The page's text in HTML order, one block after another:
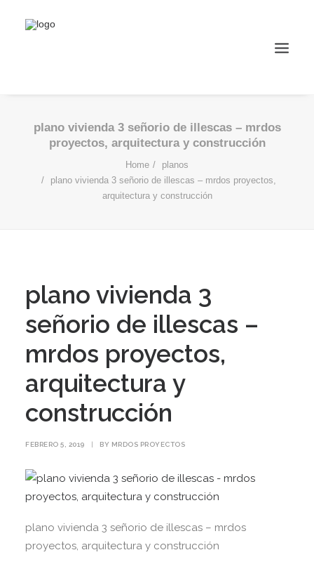
plano vivienda 3 señorio de illescas – mrdos
proyectos, arquitectura y construcción
Home
planos
plano vivienda 3 señorio de illescas – mrdos proyectos,
arquitectura y construcción
plano vivienda 3
señorio de illescas –
mrdos proyectos,
arquitectura y
construcción
FEBRERO 5, 2019 | BY MRDOS PROYECTOS
plano vivienda 3 señorio de illescas – mrdos
proyectos, arquitectura y construcción